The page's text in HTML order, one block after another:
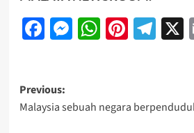
Facebook
Messenger
Previous:
Malaysia sebuah negara